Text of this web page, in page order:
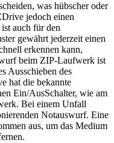
was hübscher oder
jedoch einen
auch für den
gewährt jederzeit einen
erkennen kann,
beim ZIP-Laufwerk ist
Ausschieben des
hat die bekannte
Ein/AusSchalter, wie am
Bei einem Unfall
Notauswurf. Eine
aus, um das Medium